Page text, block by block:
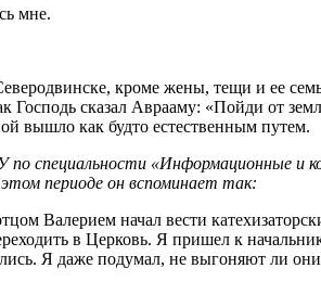
мне.
кроме жены, тещи и ее
Господь сказал Аврааму: «Пойди от
вышло как будто естественным путем.
специальности «Информационные и
периоде он вспоминает так:
Валерием начал вести
в Церковь. Я пришел к
Я даже подумал, не выгоняют ли